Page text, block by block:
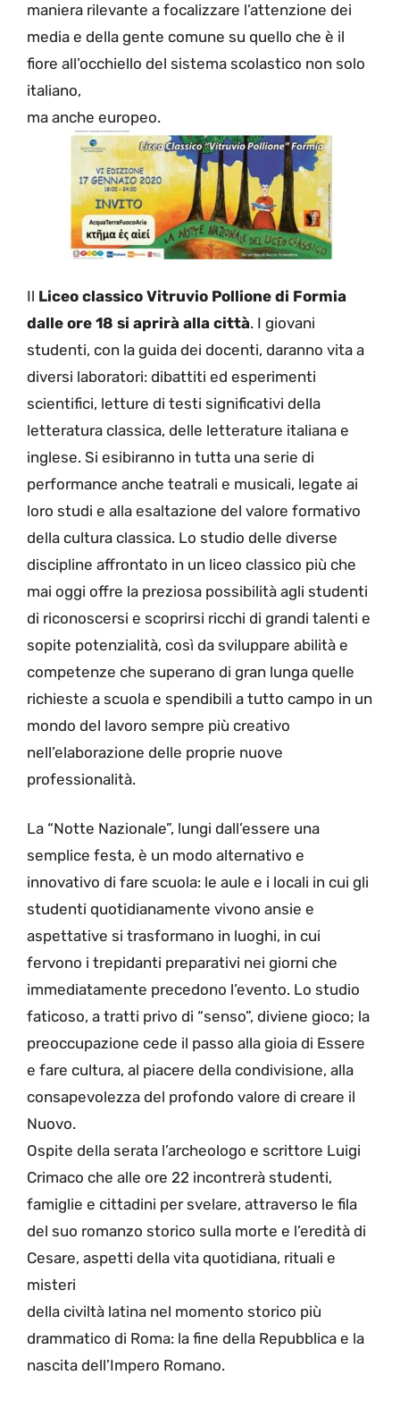
maniera rilevante a focalizzare l’attenzione dei
media e della gente comune su quello che è il
fiore all’occhiello del sistema scolastico non solo
italiano,
ma anche europeo.
Il Liceo classico Vitruvio Pollione di Formia
dalle ore 18 si aprirà alla città. I giovani
studenti, con la guida dei docenti, daranno vita a
diversi laboratori: dibattiti ed esperimenti
scientifici, letture di testi significativi della
letteratura classica, delle letterature italiana e
inglese. Si esibiranno in tutta una serie di
performance anche teatrali e musicali, legate ai
loro studi e alla esaltazione del valore formativo
della cultura classica. Lo studio delle diverse
discipline affrontato in un liceo classico più che
mai oggi offre la preziosa possibilità agli studenti
di riconoscersi e scoprirsi ricchi di grandi talenti e
sopite potenzialità, così da sviluppare abilità e
competenze che superano di gran lunga quelle
richieste a scuola e spendibili a tutto campo in un
mondo del lavoro sempre più creativo
nell’elaborazione delle proprie nuove
professionalità.
La “Notte Nazionale”, lungi dall’essere una
semplice festa, è un modo alternativo e
innovativo di fare scuola: le aule e i locali in cui gli
studenti quotidianamente vivono ansie e
aspettative si trasformano in luoghi, in cui
fervono i trepidanti preparativi nei giorni che
immediatamente precedono l’evento. Lo studio
faticoso, a tratti privo di “senso”, diviene gioco; la
preoccupazione cede il passo alla gioia di Essere
e fare cultura, al piacere della condivisione, alla
consapevolezza del profondo valore di creare il
Nuovo.
Ospite della serata l’archeologo e scrittore Luigi
Crimaco che alle ore 22 incontrerà studenti,
famiglie e cittadini per svelare, attraverso le fila
del suo romanzo storico sulla morte e l’eredità di
Cesare, aspetti della vita quotidiana, rituali e
misteri
della civiltà latina nel momento storico più
drammatico di Roma: la fine della Repubblica e la
nascita dell’Impero Romano.